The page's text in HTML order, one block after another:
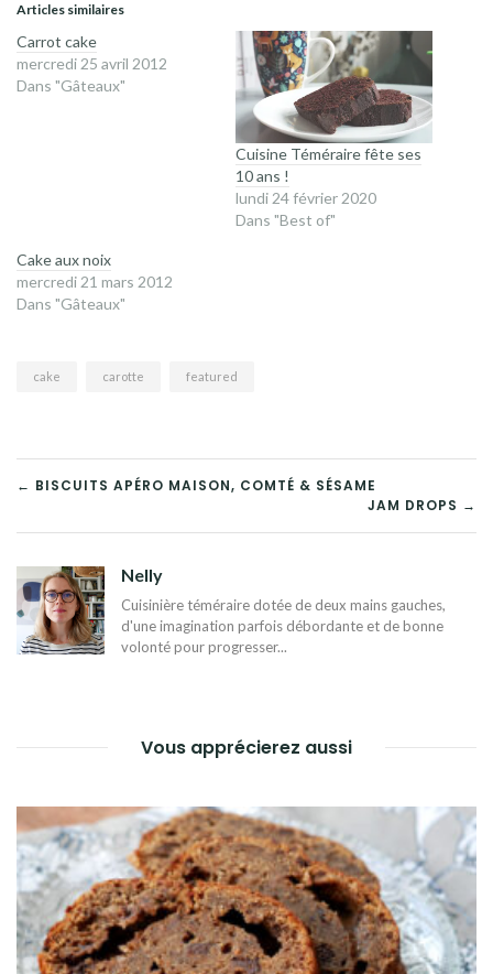
Articles similaires
Carrot cake
mercredi 25 avril 2012
Dans "Gâteaux"
Cuisine Téméraire fête ses
10 ans !
lundi 24 février 2020
Dans "Best of"
Cake aux noix
mercredi 21 mars 2012
Dans "Gâteaux"
cake carotte featured
NAVIGATION
DE
L’ARTICLE
← BISCUITS APÉRO MAISON, COMTÉ & SÉSAME
JAM DROPS →
Nelly
Cuisinière téméraire dotée de deux mains gauches,
d'une imagination parfois débordante et de bonne
volonté pour progresser...
Vous apprécierez aussi